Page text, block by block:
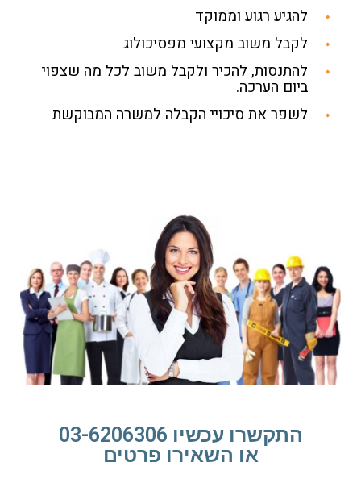
להגיע רגוע וממוקד
לקבל משוב מקצועי מפסיכולוג
להתנסות, להכיר ולקבל משוב לכל מה שצפוי
ביום הערכה.
לשפר את סיכויי הקבלה למשרה המבוקשת
התקשרו עכשיו 03-6206306
או השאירו פרטים